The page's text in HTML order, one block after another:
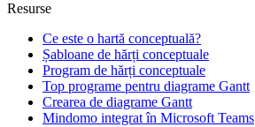
Resurse
Ce este o hartă conceptuală?
Șabloane de hărți conceptuale
Program de hărți conceptuale
Top programe pentru diagrame Gantt
Crearea de diagrame Gantt
Mindomo integrat în Microsoft Teams